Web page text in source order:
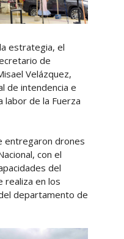
estrategia, el
de
Velázquez,
de intendencia e
labor de la Fuerza
entregaron drones
con el
del
realiza en los
departamento de